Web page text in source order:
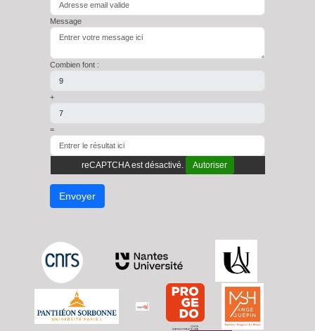
Message
Combien font :
+
=
reCAPTCHA est désactivé. Autoriser
Envoyer